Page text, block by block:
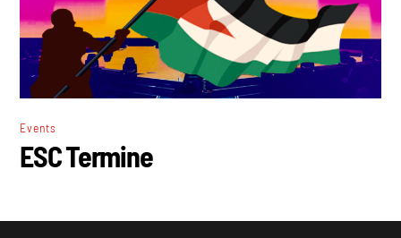
Events
ESC Termine